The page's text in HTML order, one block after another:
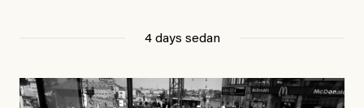
McGowan riktar sin kritik mot.
4 days sedan